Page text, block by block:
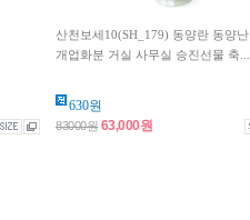
산천보세10(SH_179) 동양란 동양난
개업화분 거실 사무실 승진선물 축...
630원
83000원 63,000원